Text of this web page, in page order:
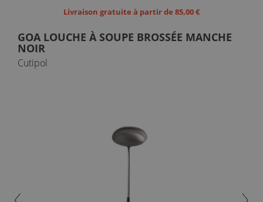
Livraison gratuite à partir de 85,00 €
GOA LOUCHE À SOUPE BROSSÉE MANCHE
NOIR
Cutipol